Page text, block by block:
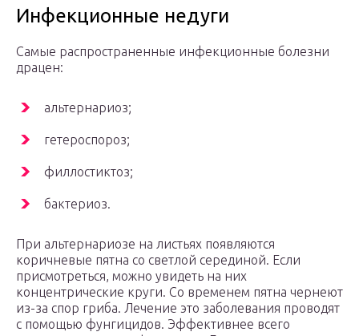
Инфекционные недуги
Самые распространенные инфекционные болезни
драцен:
альтернариоз;
гетероспороз;
филлостиктоз;
бактериоз.
При альтернариозе на листьях появляются
коричневые пятна со светлой серединой. Если
присмотреться, можно увидеть на них
концентрические круги. Со временем пятна чернеют
из-за спор гриба. Лечение это заболевания проводят
с помощью фунгицидов. Эффективнее всего